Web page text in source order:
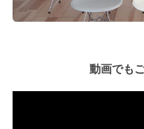
動画でも